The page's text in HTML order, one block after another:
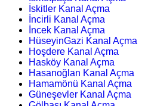
İskitler Kanal Açma
İncirli Kanal Açma
İncek Kanal Açma
HüseyinGazi Kanal Açma
Hoşdere Kanal Açma
Hasköy Kanal Açma
Hasanoğlan Kanal Açma
Hamamönü Kanal Açma
Güneşevler Kanal Açma